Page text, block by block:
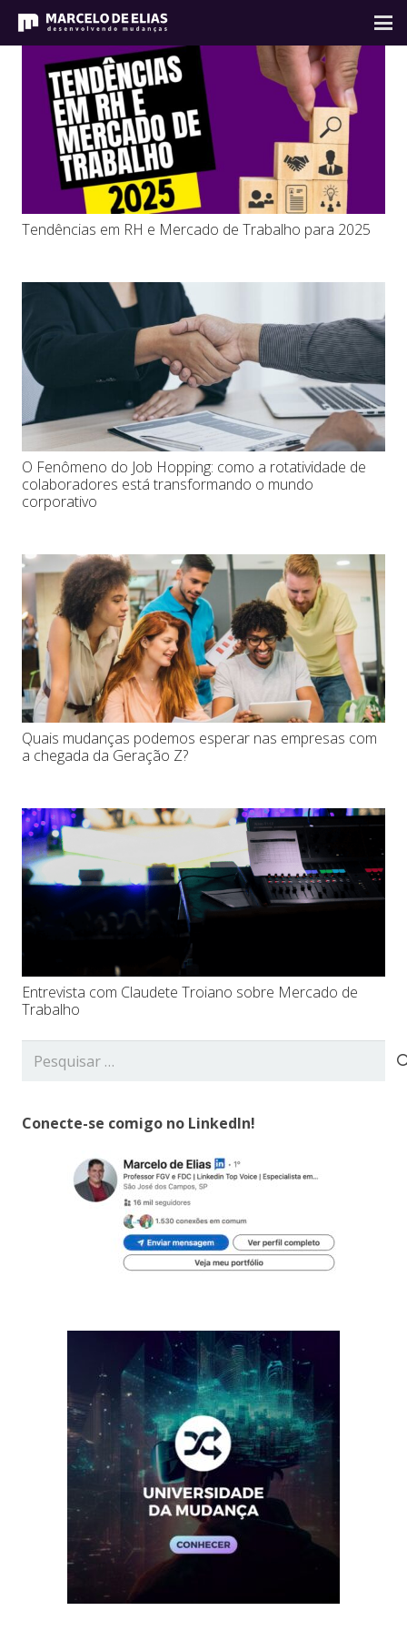
Tendências em RH e Mercado de Trabalho para 2025
O Fenômeno do Job Hopping: como a rotatividade de
colaboradores está transformando o mundo
corporativo
Quais mudanças podemos esperar nas empresas com
a chegada da Geração Z?
Entrevista com Claudete Troiano sobre Mercado de
Trabalho
Pesquisar
Conecte-se comigo no LinkedIn!